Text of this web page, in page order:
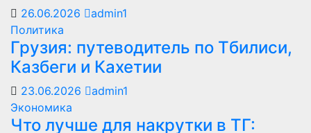
26.06.2026
admin1
Политика
Грузия: путеводитель по Тбилиси,
Казбеги и Кахетии
23.06.2026
admin1
Экономика
Что лучше для накрутки в ТГ: